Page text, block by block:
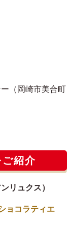
（岡崎市美合町
紹介
リュクス）
ョコラティエ